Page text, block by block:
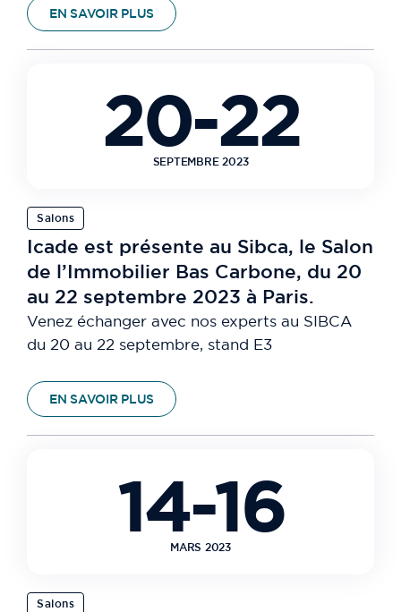
EN SAVOIR PLUS
20-22
SEPTEMBRE 2023
Salons
Icade est présente au Sibca, le Salon
de l’Immobilier Bas Carbone, du 20
au 22 septembre 2023 à Paris.
Venez échanger avec nos experts au SIBCA
du 20 au 22 septembre, stand E3
EN SAVOIR PLUS
14-16
MARS 2023
Salons